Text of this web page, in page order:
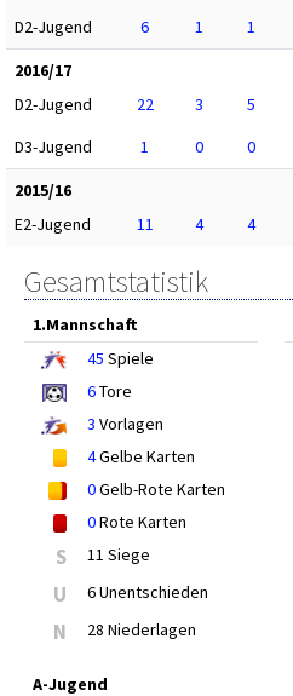
D2-Jugend 6 1 1
2016/17
D2-Jugend
22 3 5
D3-Jugend
1 0 0
2015/16
E2-Jugend
11 4 4
Gesamtstatistik
1.Mannschaft
45 Spiele
6Tore
3 Vorlagen
4Gelbe Karten
0Gelb-Rote Karten
0Rote Karten
S 11 Siege
U 6 Unentschieden
N 28 Niederlagen
A-Jugend